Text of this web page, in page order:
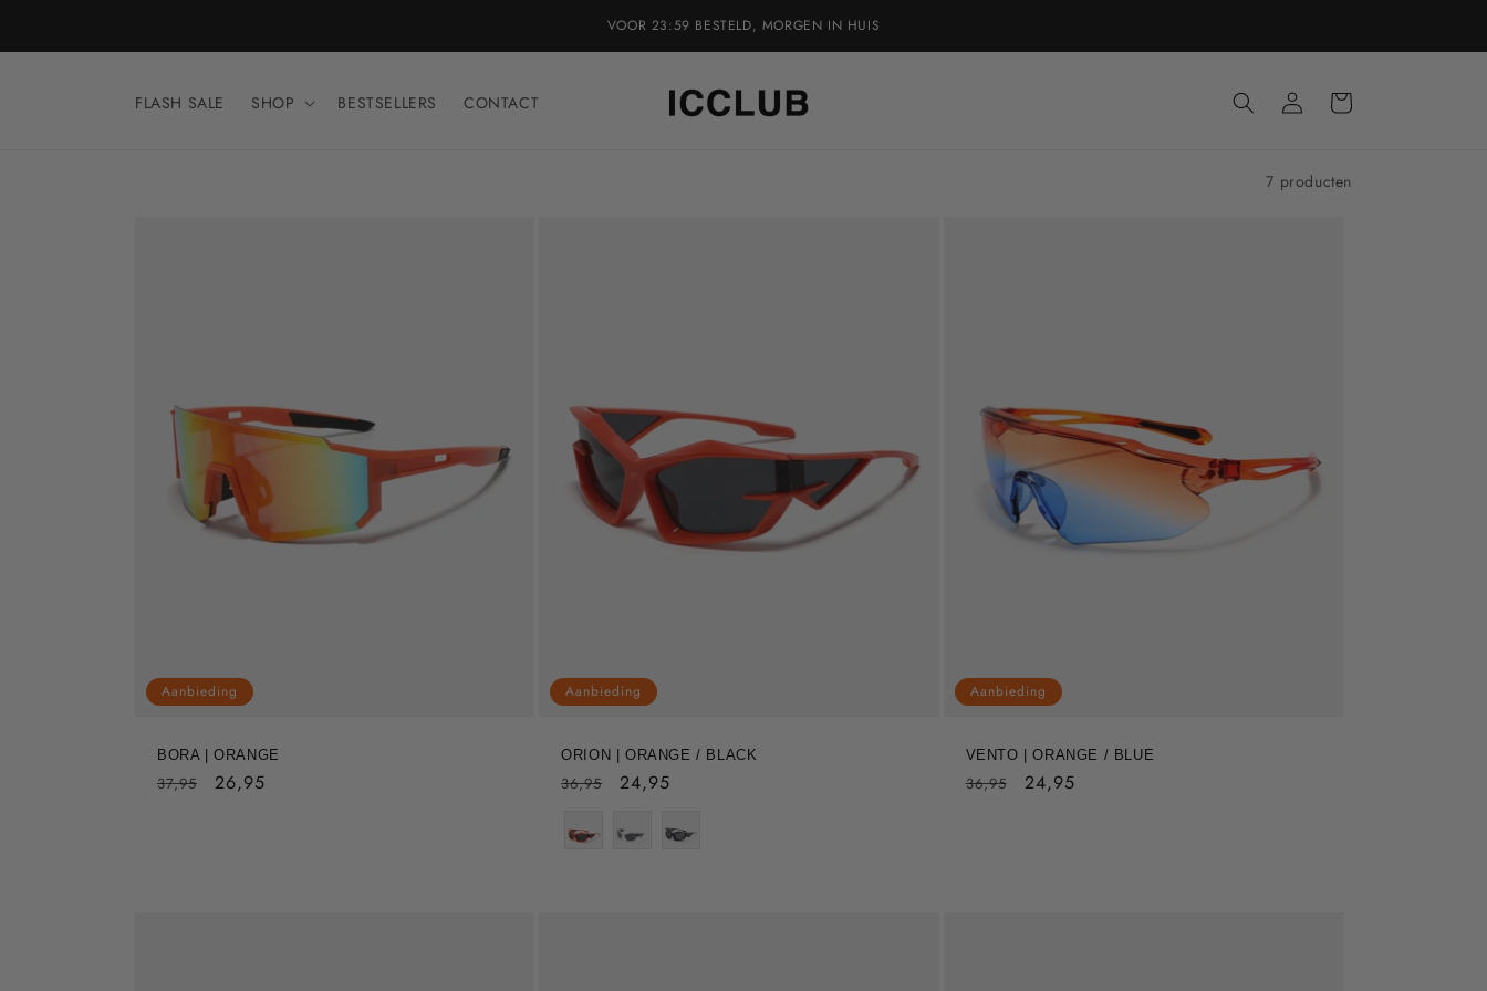
content
VOOR 23:59 BESTELD, MORGEN IN HUIS
FLASH SALE SHOP BESTSELLERS CONTACT InloggenWinkelwagen
7 producten
Aanbieding
BORA | ORANGE
Normale
37,95 Aanbiedingsprijs
26,95
Aanbieding
ORION | ORANGE / BLACK
Normale
36,95 Aanbiedingsprijs
24,95
Aanbieding
VENTO | ORANGE / BLUE
Normale
36,95 Aanbiedingsprijs
24,95